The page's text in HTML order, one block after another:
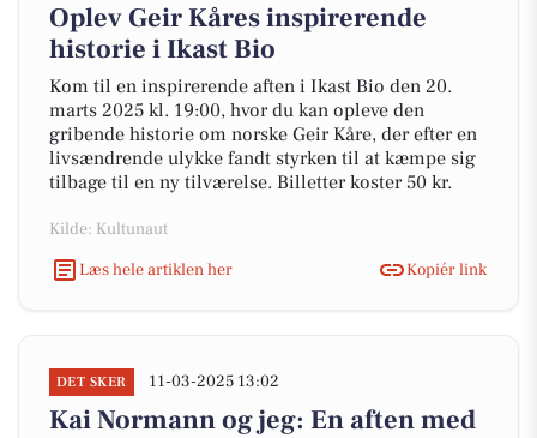
Oplev Geir Kåres inspirerende
historie i Ikast Bio
Kom til en inspirerende aften i Ikast Bio den 20.
marts 2025 kl. 19:00, hvor du kan opleve den
gribende historie om norske Geir Kåre, der efter en
livsændrende ulykke fandt styrken til at kæmpe sig
tilbage til en ny tilværelse. Billetter koster 50 kr.
Kilde: Kultunaut
Læs hele artiklen her
Kopiér link
DET SKER 11-03-2025 13:02
Kai Normann og jeg: En aften med